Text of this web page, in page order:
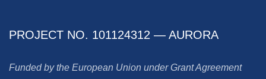
PROJECT NO. 101124312 — AURORA
Funded by the European Union under Grant Agreement